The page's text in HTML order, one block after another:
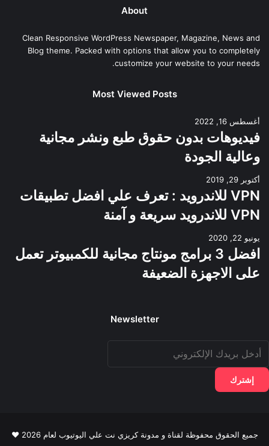
About
Clean Responsive WordPress Newspaper, Magazine, News and
Blog theme. Packed with options that allow you to completely
customize your website to your needs.
Most Viewed Posts
أغسطس 16, 2022
فيديوهات بدون حقوق طبع ونشر مجانية
وعالية الجودة
أكتوبر 29, 2019
VPN للاندرويد : تعرف علي افضل تطبيقات
VPN للاندرويد سريعة و آمنة
يونيو 22, 2020
افضل 3 برامج مونتاج مجانية للكمبيوتر تعمل
على الاجهزة الضعيفة
Newsletter
أدخل
بريدك
الإلكتروني
جميع الحقوق محفوظة لقناة و مدونة كريزي نت علي اليوتيوب لعام 2026 ♥